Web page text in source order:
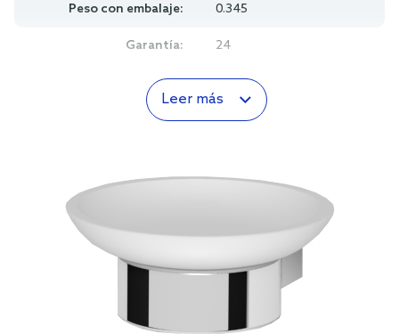
Peso con embalaje: 0.345
Garantía: 24
Leer más